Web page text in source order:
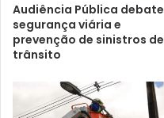
Audiência Pública debate
segurança viária e
prevenção de sinistros de
trânsito